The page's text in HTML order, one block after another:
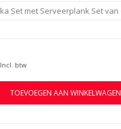
Incl. btw
TOEVOEGEN AAN WINKELWAGEN